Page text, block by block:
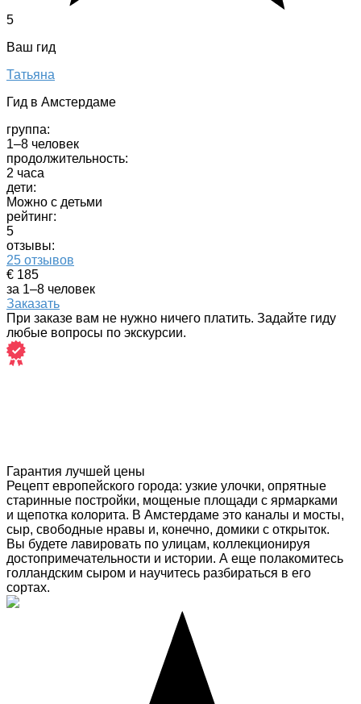
5
Ваш гид
Татьяна
Гид в Амстердаме
группа:
1–8 человек
продолжительность:
2 часа
дети:
Можно с детьми
рейтинг:
5
отзывы:
25 отзывов
€ 185
за 1–8 человек
Заказать
При заказе вам не нужно ничего платить. Задайте гиду
любые вопросы по экскурсии.
Гарантия лучшей цены
Рецепт европейского города: узкие улочки, опрятные
старинные постройки, мощеные площади с ярмарками
и щепотка колорита. В Амстердаме это каналы и мосты,
сыр, свободные нравы и, конечно, домики с открыток.
Вы будете лавировать по улицам, коллекционируя
достопримечательности и истории. А еще полакомитесь
голландским сыром и научитесь разбираться в его
сортах.